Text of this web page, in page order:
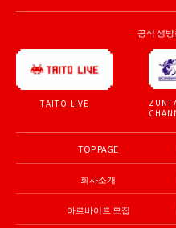
공식 생방
TAITO LIVE
TOP PAGE
회사소개
아르바이트 모집